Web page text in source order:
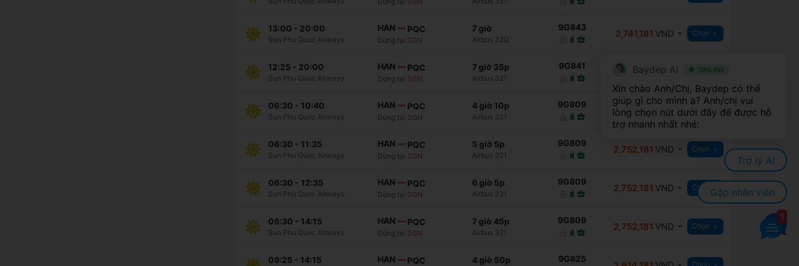
13:00 - 20:00
Sun Phu Quoc Airways
HAN PQC
Dừng tại SGN
7 giờ
Airbus 32Q
9G843
2,741,181 VND Chọn
12:25 - 20:00
Sun Phu Quoc Airways
HAN PQC
Dừng tại SGN
7 giờ 35p
Airbus 321
9G841
2,741,181 VND Chọn
06:30 - 10:40
Sun Phu Quoc Airways
HAN PQC
Dừng tại SGN
4 giờ 10p
Airbus 321
9G809
2,752,181VND Chọn
06:30 - 11:35
Sun Phu Quoc Airways
HAN PQC
Dừng tại SGN
5 giờ 5p
Airbus 321
9G809
2,752,181 VND Chọn
06:30 - 12:35
Sun Phu Quoc Airways
HAN PQC
Dừng tại SGN
6 giờ 5p
Airbus 321
9G809
2,752,181 VND Chọn
06:30 - 14:15
Sun Phu Quoc Airways
HAN PQC
Dừng tại SGN
7 giờ 45p
Airbus 321
9G809
2,752,181 VND Chọn
09:25 - 14:15 HAN PQC 4 giờ 50p 9G825
Baydep AI ONLINE
Xin chào Anh/Chị, Baydep có thể
giúp gì cho mình ạ? Anh/chị vui
lòng chọn nút dưới đây để được hỗ
trợ nhanh nhất nhé:
Trợ lý AI
Gặp nhân viên
1